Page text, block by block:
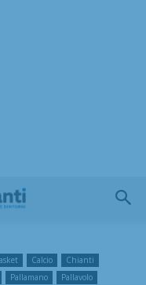
Calcio
Chianti
Pallamano
Pallavolo